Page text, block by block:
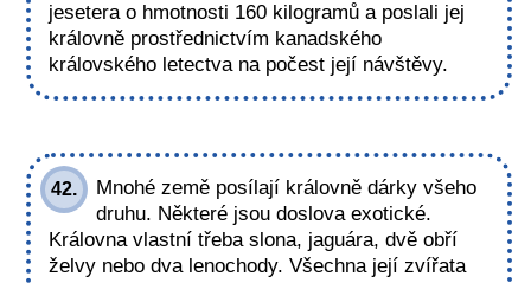
jesetera o hmotnosti 160 kilogramů a poslali jej
královně prostřednictvím kanadského
královského letectva na počest její návštěvy.
42.
Mnohé země posílají královně dárky všeho
druhu. Některé jsou doslova exotické.
Královna vlastní třeba slona, jaguára, dvě obří
želvy nebo dva lenochody. Všechna její zvířata